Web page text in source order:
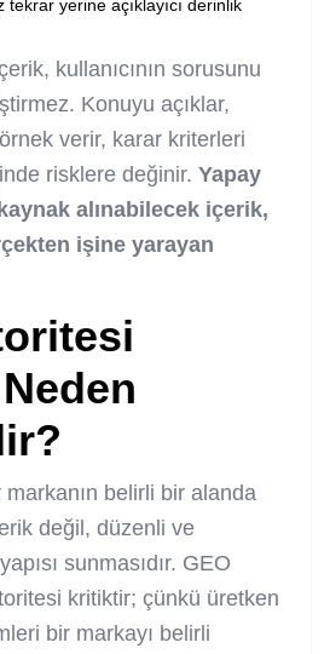
tekrar yerine açıklayıcı derinlik
kullanıcının sorusunu
Konuyu açıklar,
örnek verir, karar kriterleri
risklere değinir. Yapay
alınabilecek içerik,
işine yarayan
belirli bir alanda
değil, düzenli ve
sunmasıdır. GEO
kritiktir; çünkü üretken
bir markayı belirli